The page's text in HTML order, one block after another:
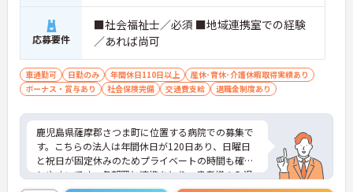
応募要件
■社会福祉士／必須 ■地域連携室での経験
／あれば尚可
車通勤可 日勤のみ 年間休日110日以上
産休･育休･介護休暇取得実績あり
ボーナス・賞与あり
社会保険完備 交通費支給 退職金制度あり
鹿児島県薩摩郡さつま町に位置する病院での募集で
す。こちらの法人は年間休日が120日あり、日曜日
と祝日が固定休みのためプライベートの時間も確保
しやすいです。各部署と連携をとり、患者様の入退
院に関わることができるやりがいのあるお仕事で